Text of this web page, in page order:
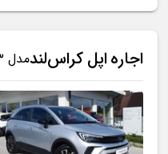
اجارهاپلکراس‌لندمدل 2023